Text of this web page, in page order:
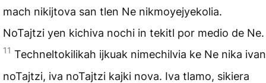
mach nikijtova san tlen Ne nikmoyejyekolia.
NoTajtzi yen kichiva nochi in tekitl por medio de Ne.
11 Techneltokilikah ijkuak nimechilvia ke Ne nika ivan
noTajtzi, iva noTajtzi kajki nova. Iva tlamo, sikiera